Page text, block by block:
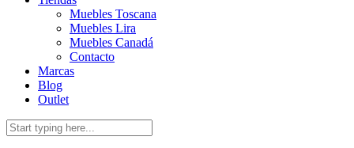
Muebles Toscana
Muebles Lira
Muebles Canadá
Contacto
Marcas
Blog
Outlet